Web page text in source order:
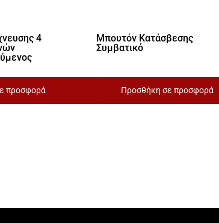
4
προσφορά
Μπουτόν Κατάσβεσης
Συμβατικό
Προσθήκη σε προσφορά